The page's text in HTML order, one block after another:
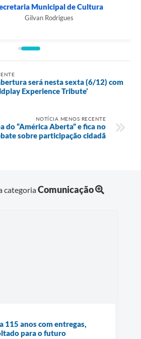
Municipal de Cultura
Gilvan Rodrigues
será nesta sexta (6/12) com
Experience Tribute’
NOTÍCIA MENOS RECENTE
do “América Aberta” e fica no
sobre participação cidadã
categoriaComunicação
115 anos com entregas,
para o futuro